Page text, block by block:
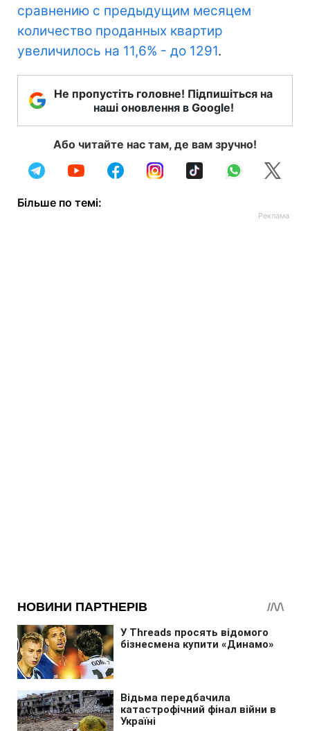
сравнению с предыдущим месяцем
количество проданных квартир
увеличилось на 11,6% - до 1291.
Не пропустіть головне! Підпишіться на
наші оновлення в Google!
Або читайте нас там, де вам зручно!
Більше по темі: